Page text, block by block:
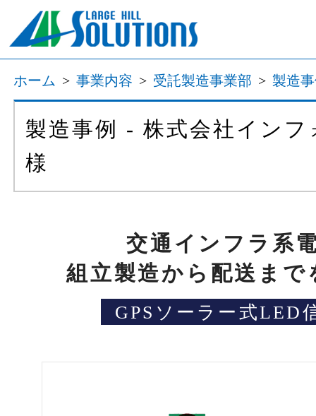
ホーム > 事業内容 > 受託製造事業部 > 製造
製造事例 - 株式会社イン
様
交通インフラ系
組立製造から配送まで
GPSソーラー式LED